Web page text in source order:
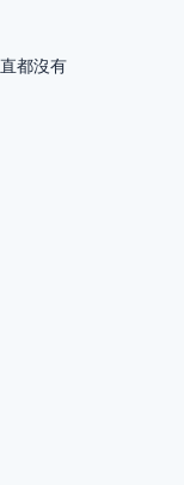
都沒有